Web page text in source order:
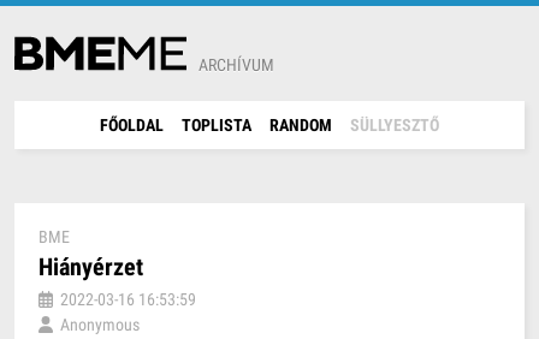
ARCHÍVUM
FŐOLDAL TOPLISTA RANDOM SÜLLYESZTŐ
BME
Hiányérzet
2022-03-16 16:53:59
Anonymous